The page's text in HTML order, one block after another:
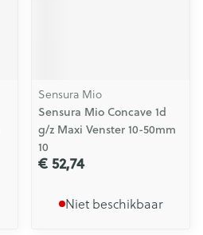
Sensura Mio
Sensura Mio Concave 1d
g/z Maxi Venster 10-50mm
10
€ 52,74
Niet beschikbaar